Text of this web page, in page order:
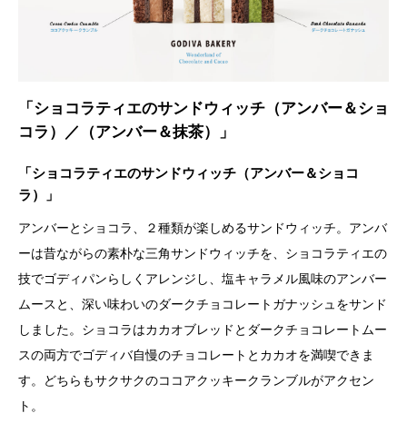
「ショコラティエのサンドウィッチ（アンバー＆ショ
コラ）／（アンバー＆抹茶）」
「ショコラティエのサンドウィッチ（アンバー＆ショコ
ラ）」
アンバーとショコラ、２種類が楽しめるサンドウィッチ。アンバ
ーは昔ながらの素朴な三角サンドウィッチを、ショコラティエの
技でゴディパンらしくアレンジし、塩キャラメル風味のアンバー
ムースと、深い味わいのダークチョコレートガナッシュをサンド
しました。ショコラはカカオブレッドとダークチョコレートムー
スの両方でゴディバ自慢のチョコレートとカカオを満喫できま
す。どちらもサクサクのココアクッキークランブルがアクセン
ト。